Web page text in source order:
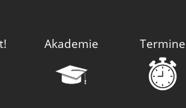
Akademie Termine